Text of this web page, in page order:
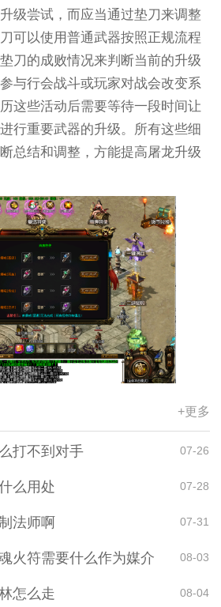
级尝试，而应当通过垫刀来调整
可以使用普通武器按照正规流程
刀的成败情况来判断当前的升级
与行会战斗或玩家对战会改变系
这些活动后需要等待一段时间让
行重要武器的升级。所有这些细
总结和调整，方能提高屠龙升级
+更多
打不到对手 07-26
么用处 07-28
法师啊 07-31
火符需要什么作为媒介 08-03
怎么走 08-04